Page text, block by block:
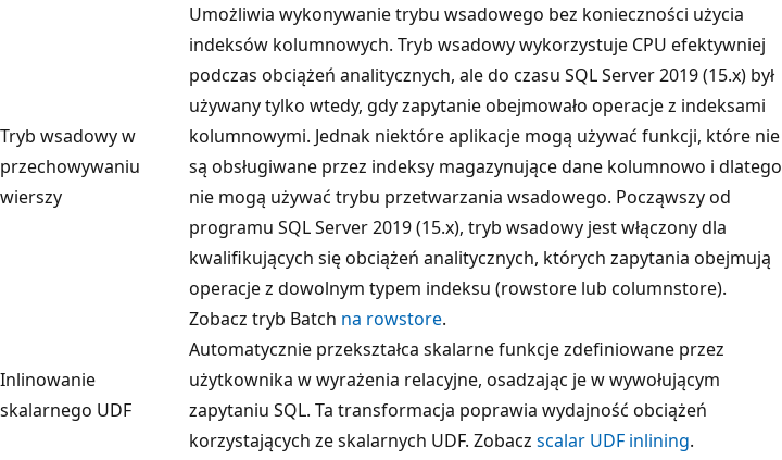
Tryb wsadowy w
przechowywaniu
wierszy
Umożliwia wykonywanie trybu wsadowego bez konieczności użycia
indeksów kolumnowych. Tryb wsadowy wykorzystuje CPU efektywniej
podczas obciążeń analitycznych, ale do czasu SQL Server 2019 (15.x) był
używany tylko wtedy, gdy zapytanie obejmowało operacje z indeksami
kolumnowymi. Jednak niektóre aplikacje mogą używać funkcji, które nie
są obsługiwane przez indeksy magazynujące dane kolumnowo i dlatego
nie mogą używać trybu przetwarzania wsadowego. Począwszy od
programu SQL Server 2019 (15.x), tryb wsadowy jest włączony dla
kwalifikujących się obciążeń analitycznych, których zapytania obejmują
operacje z dowolnym typem indeksu (rowstore lub columnstore).
Zobacz tryb Batch na rowstore.
Inlinowanie
skalarnego UDF
Automatycznie przekształca skalarne funkcje zdefiniowane przez
użytkownika w wyrażenia relacyjne, osadzając je w wywołującym
zapytaniu SQL. Ta transformacja poprawia wydajność obciążeń
korzystających ze skalarnych UDF. Zobacz scalar UDF inlining.